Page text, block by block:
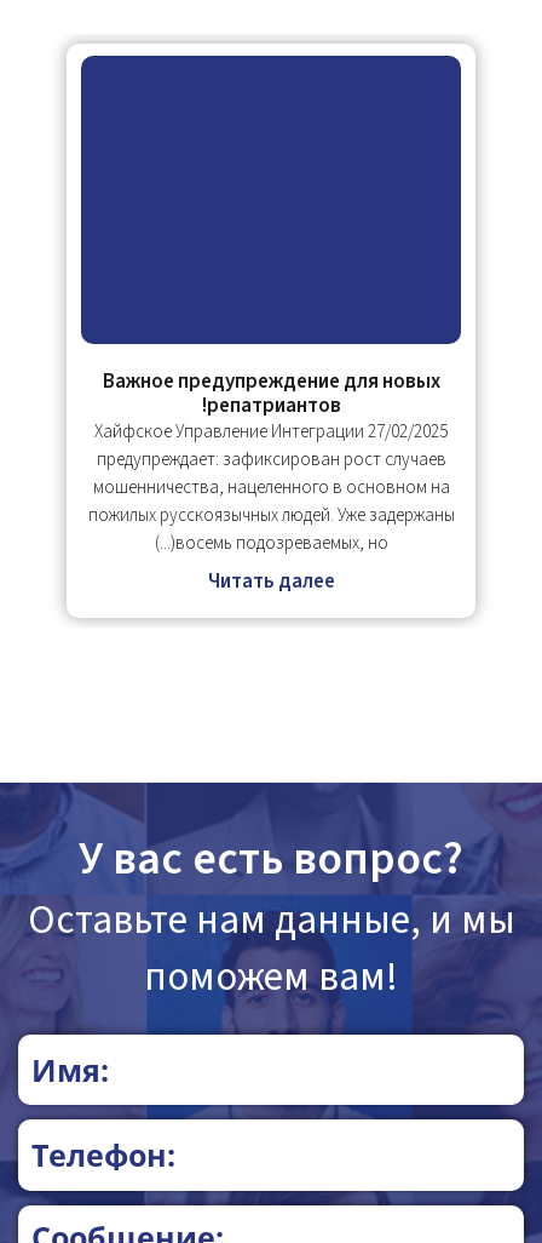
Важное предупреждение для новых
репатриантов!
27/02/2025 Хайфское Управление Интеграции
предупреждает: зафиксирован рост случаев
мошенничества, нацеленного в основном на
пожилых русскоязычных людей. Уже задержаны
восемь подозреваемых, но(...)
Читать далее
У вас есть вопрос?
Оставьте нам данные, и мы
поможем вам!